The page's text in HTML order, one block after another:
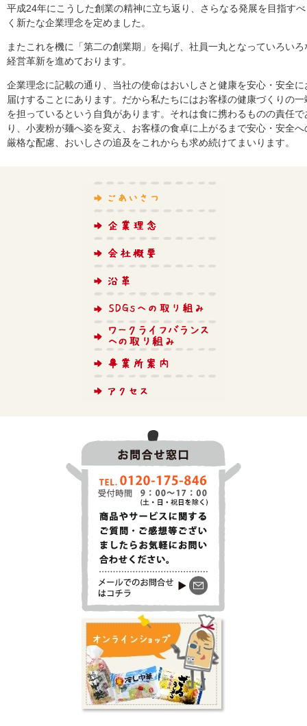
平成24年にこうした創業の精神に立ち返り、さらなる発展を目指すべ
く新たな企業理念を定めました。
またこれを機に「第二の創業期」を掲げ、社員一丸となっていろいろ
経営革新を進めております。
企業理念に記載の通り、当社の使命はおいしさと健康を安心・安全に
届けすることにあります。だから私たちにはお客様の健康づくりの一
を担っているという自負があります。それは食に携わるものの責任で
り、小麦粉が麺へ姿を変え、お客様の食卓に上がるまで安心・安全へ
厳格な配慮、おいしさの追及をこれからも求め続けてまいります。